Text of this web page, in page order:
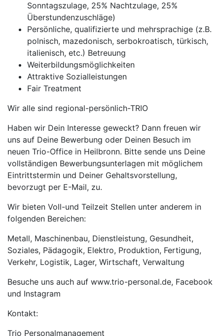
Sonntagszulage, 25% Nachtzulage, 25%
Überstundenzuschläge)
Persönliche, qualifizierte und mehrsprachige (z.B.
polnisch, mazedonisch, serbokroatisch, türkisch,
italienisch, etc.) Betreuung
Weiterbildungsmöglichkeiten
Attraktive Sozialleistungen
Fair Treatment
Wir alle sind regional-persönlich-TRIO
Haben wir Dein Interesse geweckt? Dann freuen wir
uns auf Deine Bewerbung oder Deinen Besuch im
neuen Trio-Office in Heilbronn. Bitte sende uns Deine
vollständigen Bewerbungsunterlagen mit möglichem
Eintrittstermin und Deiner Gehaltsvorstellung,
bevorzugt per E-Mail, zu.
Wir bieten Voll-und Teilzeit Stellen unter anderem in
folgenden Bereichen:
Metall, Maschinenbau, Dienstleistung, Gesundheit,
Soziales, Pädagogik, Elektro, Produktion, Fertigung,
Verkehr, Logistik, Lager, Wirtschaft, Verwaltung
Besuche uns auch auf www.trio-personal.de, Facebook
und Instagram
Kontakt:
Trio Personalmanagement